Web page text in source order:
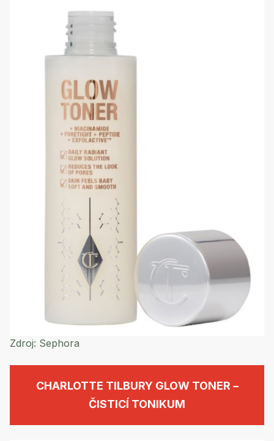
Zdroj: Sephora
CHARLOTTE TILBURY GLOW TONER –
ČISTICÍ TONIKUM